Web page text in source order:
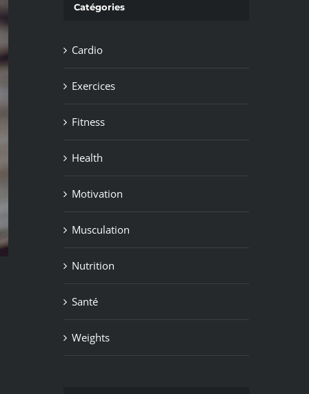
Catégories
Cardio
Exercices
Fitness
Health
Motivation
Musculation
Nutrition
Santé
Weights